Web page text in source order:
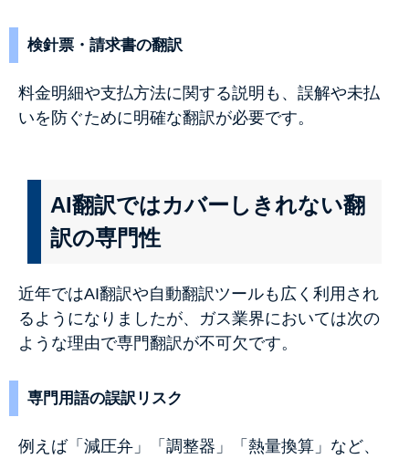
検針票・請求書の翻訳
料金明細や支払方法に関する説明も、誤解や未払
いを防ぐために明確な翻訳が必要です。
AI翻訳ではカバーしきれない翻
訳の専門性
近年ではAI翻訳や自動翻訳ツールも広く利用され
るようになりましたが、ガス業界においては次の
ような理由で専門翻訳が不可欠です。
専門用語の誤訳リスク
例えば「減圧弁」「調整器」「熱量換算」など、